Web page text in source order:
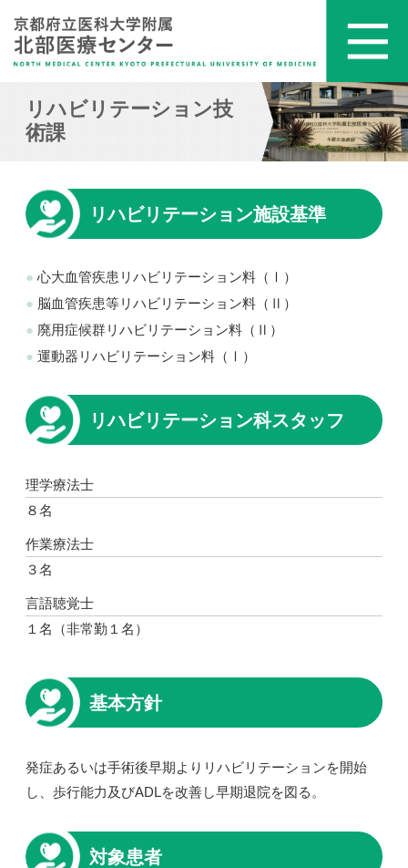
リハビリテーション技
術課
リハビリテーション施設基準
心大血管疾患リハビリテーション料（Ⅰ）
脳血管疾患等リハビリテーション料（Ⅱ）
廃用症候群リハビリテーション料（Ⅱ）
運動器リハビリテーション料（Ⅰ）
リハビリテーション科スタッフ
理学療法士
８名
作業療法士
３名
言語聴覚士
１名（非常勤１名）
基本方針
発症あるいは手術後早期よりリハビリテーションを開始
し、歩行能力及びADLを改善し早期退院を図る。
対象患者